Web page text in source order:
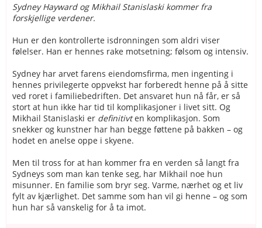
Sydney Hayward og Mikhail Stanislaski kommer fra
forskjellige verdener.
Hun er den kontrollerte isdronningen som aldri viser
følelser. Han er hennes rake motsetning; følsom og intensiv.
Sydney har arvet farens eiendomsfirma, men ingenting i
hennes privilegerte oppvekst har forberedt henne på å sitte
ved roret i familiebedriften. Det ansvaret hun nå får, er så
stort at hun ikke har tid til komplikasjoner i livet sitt. Og
Mikhail Stanislaski er definitivten komplikasjon. Som
snekker og kunstner har han begge føttene på bakken – og
hodet en anelse oppe i skyene.
Men til tross for at han kommer fra en verden så langt fra
Sydneys som man kan tenke seg, har Mikhail noe hun
misunner. En familie som bryr seg. Varme, nærhet og et liv
fylt av kjærlighet. Det samme som han vil gi henne – og som
hun har så vanskelig for å ta imot.